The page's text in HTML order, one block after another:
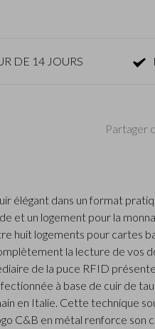
DE 14 JOURS
Partager
élégant dans un format
et un logement pour la
huit logements pour cartes
la lecture de vos
de la puce RFID
à base de cuir de
en Italie. Cette technique
C&B en métal renforce son